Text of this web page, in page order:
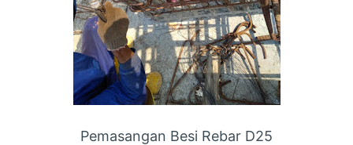
Pemasangan Besi Rebar D25